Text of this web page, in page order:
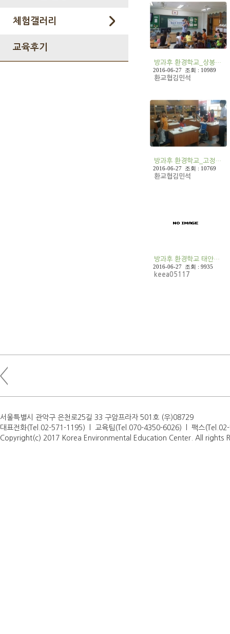
체험갤러리
교육후기
방과후 환경학교_상봉…
2016-06-27 조회 : 10989
환교협김민석
방과후 환경학교_고정…
2016-06-27 조회 : 10769
환교협김민석
방과후 환경학교 태안…
2016-06-27 조회 : 9935
keea05117
서울특별시 관악구 은천로25길 33 구암프라자 501호 (우)08729
대표전화(Tel.02-571-1195) l 교육팀(Tel.070-4350-6026) l 팩스
Copyright(c) 2017 Korea Environmental Education Center. All rights